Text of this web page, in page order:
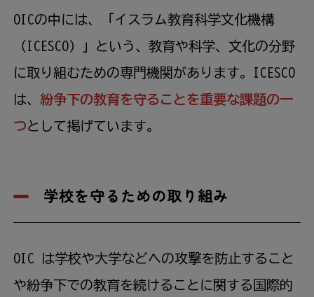
OICの中には、「イスラム教育科学文化機構
（ICESCO）」という、教育や科学、文化の分野
に取り組むための専門機関があります。ICESCO
は、 紛争下の教育を守ることを重要な課題の一
つとして掲げています。
学校を守るための取り組み
OIC は学校や大学などへの攻撃を防止すること
や紛争下での教育を続けることに関する国際的